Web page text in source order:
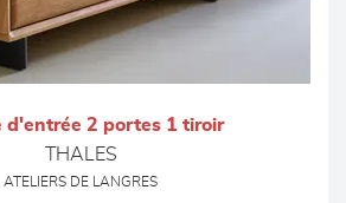
d'entrée 2 portes 1 tiroir
THALES
ATELIERS DE LANGRES